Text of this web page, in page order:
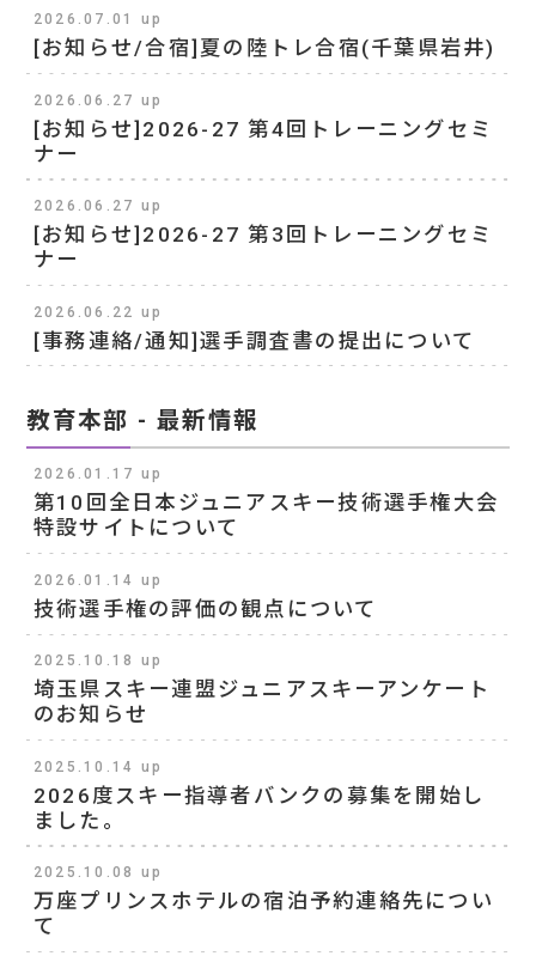
2026.07.01 up
[お知らせ/合宿]夏の陸トレ合宿(千葉県岩井)
2026.06.27 up
[お知らせ]2026-27 第4回トレーニングセミ
ナー
2026.06.27 up
[お知らせ]2026-27 第3回トレーニングセミ
ナー
2026.06.22 up
[事務連絡/通知]選手調査書の提出について
教育本部 - 最新情報
2026.01.17 up
第10回全日本ジュニアスキー技術選手権大会
特設サイトについて
2026.01.14 up
技術選手権の評価の観点について
2025.10.18 up
埼玉県スキー連盟ジュニアスキーアンケート
のお知らせ
2025.10.14 up
2026度スキー指導者バンクの募集を開始し
ました。
2025.10.08 up
万座プリンスホテルの宿泊予約連絡先につい
て